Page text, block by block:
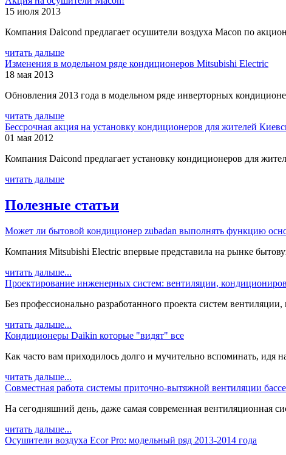
15 июля 2013
Компания Daicond предлагает осушители воздуха Macon по
читать дальше
Изменения в модельном ряде кондиционеров Mitsubishi Electric
18 мая 2013
Обновления 2013 года в модельном ряде инверторных
читать дальше
Бессрочная акция на установку кондиционеров для жителей
01 мая 2012
Компания Daicond предлагает установку кондиционеров для
читать дальше
Полезные статьи
Может ли бытовой кондиционер zubadan выполнять функцию
Компания Mitsubishi Electric впервые представила на рынке
читать дальше...
Проектирование инженерных систем: вентиляции,
Без профессионально разработанного проекта систем
читать дальше...
Кондиционеры Daikin которые "видят" все
Как часто вам приходилось долго и мучительно вспоминать, идя
читать дальше...
Совместная работа системы приточно-вытяжной вентиляции
На сегодняшний день, даже самая современная вентиляционная
читать дальше...
Осушители воздуха Ecor Pro: модельный ряд 2013-2014 года